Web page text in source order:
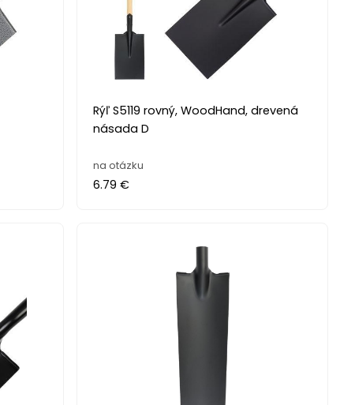
Rýľ S5119 rovný, WoodHand, drevená
násada D
na otázku
6.79 €